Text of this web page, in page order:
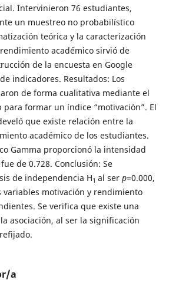
Intervinieron 76 estudiantes,
un muestreo no probabilístico
teórica y la caracterización
académico sirvió de
de la encuesta en Google
indicadores. Resultados: Los
de forma cualitativa mediante el
para formar un índice “motivación”. El
que existe relación entre la
académico de los estudiantes.
Gamma proporcionó la intensidad
de 0.728. Conclusión: Se
de independencia H1 al ser p=0.000,
variables motivación y rendimiento
Se verifica que existe una
asociación, al ser la significación
a